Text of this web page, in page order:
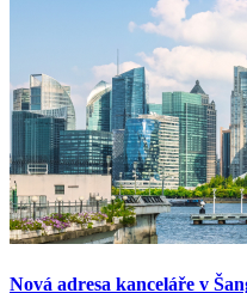
Nová adresa kanceláře v